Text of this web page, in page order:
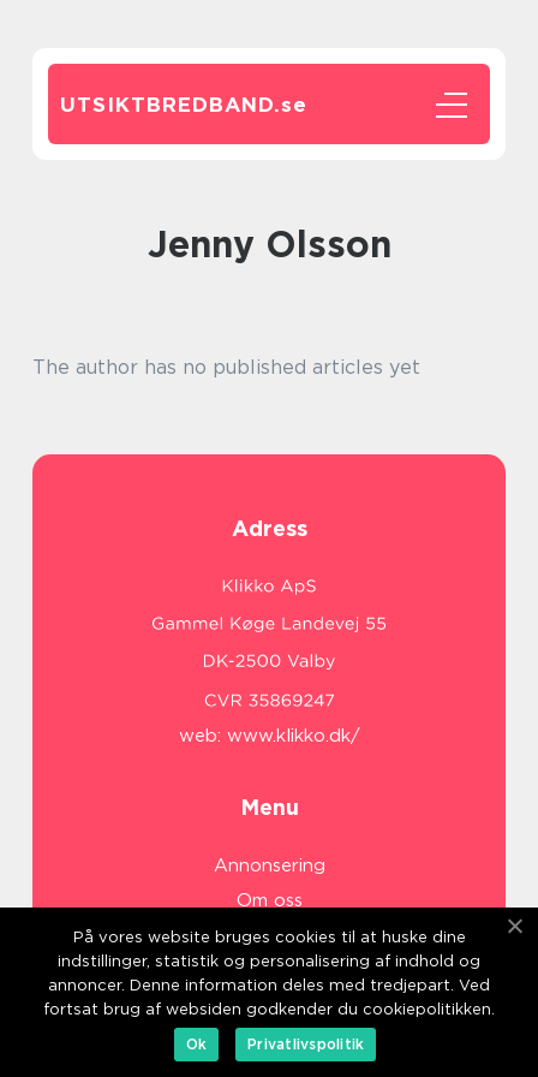
UTSIKTBREDBAND.se
Jenny Olsson
The author has no published articles yet
Adress
web: www.klikko.dk/
Menu
Annonsering
Om oss
Cookies
Kontakta oss
Sitemap
På vores website bruges cookies til at huske dine
indstillinger, statistik og personalisering af indhold og
annoncer. Denne information deles med tredjepart. Ved
fortsat brug af websiden godkender du cookiepolitikken.
Ok
Privatlivspolitik